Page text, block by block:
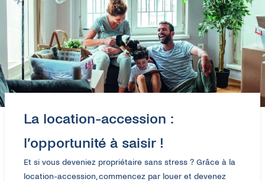
La location-accession :
l’opportunité à saisir !
Et si vous deveniez propriétaire sans stress ? Grâce à la
location-accession, commencez par louer et devenez